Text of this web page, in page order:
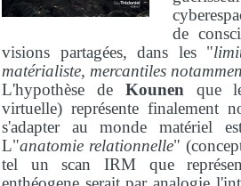
de
visions partagées, dans les "
matérialiste, mercantiles
L'hypothèse deKounen que
virtuelle) représente finalement
s'adapter au monde matériel
L"anatomie relationnelle"
tel un scan IRM que